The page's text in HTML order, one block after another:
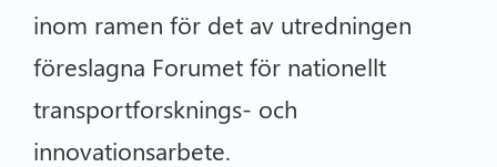
inom ramen för det av utredningen
föreslagna Forumet för nationellt
transportforsknings- och
innovationsarbete.